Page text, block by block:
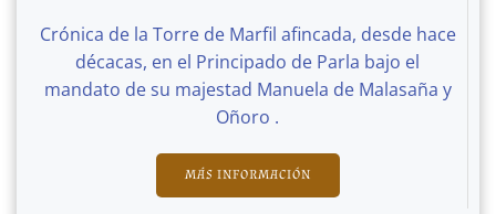
Crónica de la Torre de Marfil afincada, desde hace
décacas, en el Principado de Parla bajo el
mandato de su majestad Manuela de Malasaña y
Oñoro .
MÁS INFORMACIÓN